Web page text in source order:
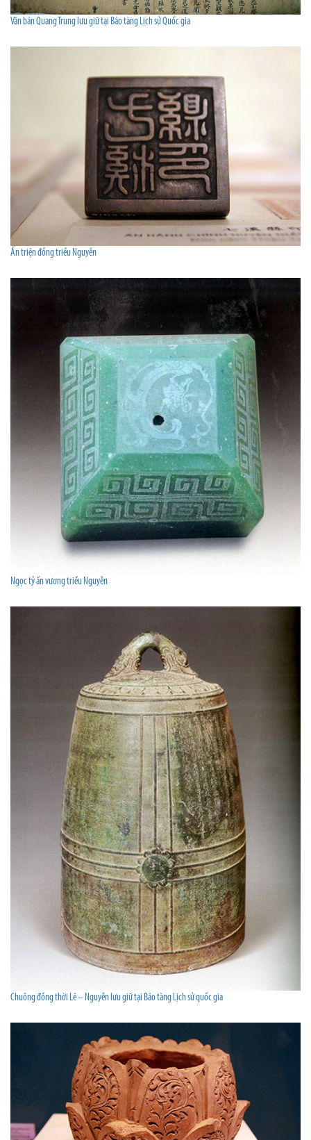
Văn bản Quang Trung lưu giữ tại Bảo tàng Lịch sử Quốc gia
Ấn triện đồng triều Nguyễn
Ngọc tỷ ấn vương triều Nguyễn
Chuông đồng thời Lê – Nguyễn lưu giữ tại Bảo tàng Lịch sử quốc gia